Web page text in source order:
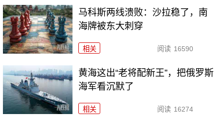
马科斯两线溃败：沙拉稳了，南
海牌被东大刺穿
相关 阅读 16590
黄海这出“老将配新王”，把俄罗斯
海军看沉默了
相关 阅读 16274